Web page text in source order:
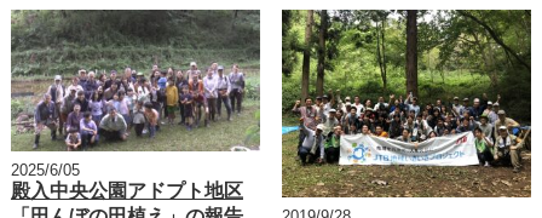
2025/6/05
殿入中央公園アドプト地区